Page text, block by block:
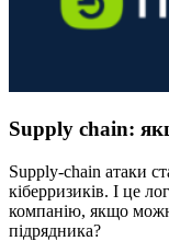
Supply chain:
Supply-chain атаки
кіберризиків. І це
компанію, якщо
підрядника?